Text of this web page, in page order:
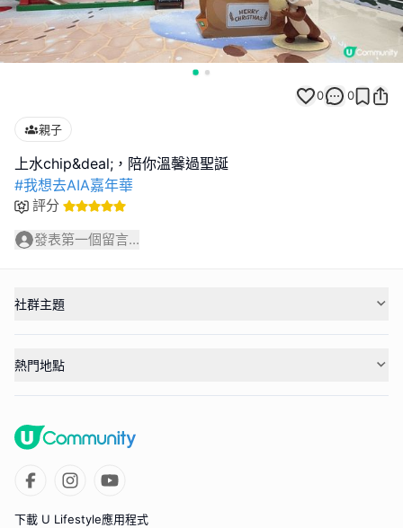
0 0
親子
#我想去AIA嘉年華
評分
發表第一個留言...
社群主題
熱門地點
下載 U Lifestyle應用程式